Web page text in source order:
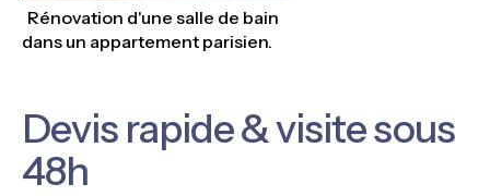
Rénovation d'une salle de bain
dans un appartement parisien.
Devis rapide & visite sous
48h